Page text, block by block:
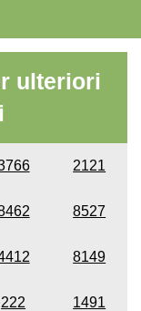
ulteriori
2121
8527
8149
222 1491